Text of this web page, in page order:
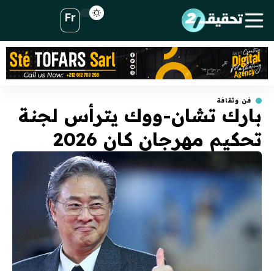
Fr
فن وثقافة
بارك تشان-ووك يترأس لجنة
تحكيم مهرجان كان 2026